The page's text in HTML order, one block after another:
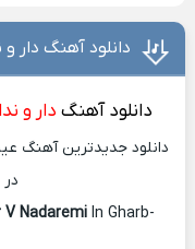
دانلود آهنگ دار
دانلود آهنگ دار و
دانلود جدیدترین آهنگ
V NadaremiIn Gharb-